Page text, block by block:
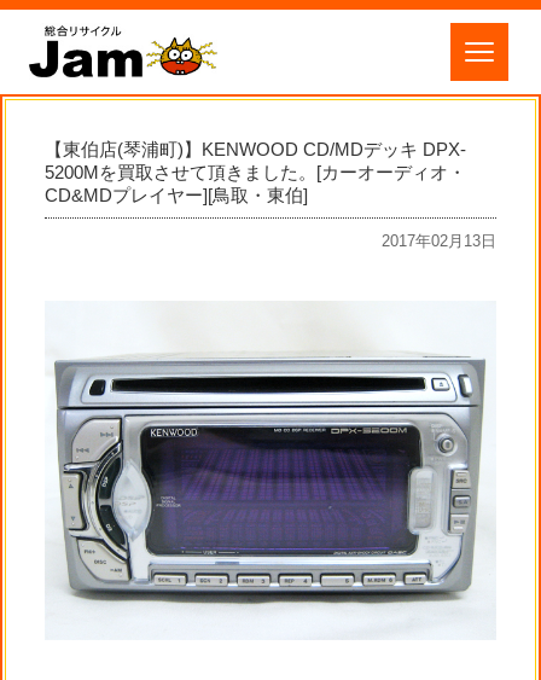
【東伯店(琴浦町)】KENWOOD CD/MDデッキ DPX-
5200Mを買取させて頂きました。[カーオーディオ・
CD&MDプレイヤー][鳥取・東伯]
2017年02月13日